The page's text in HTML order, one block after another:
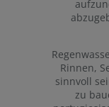
Rinnen,
sinnvoll
zu